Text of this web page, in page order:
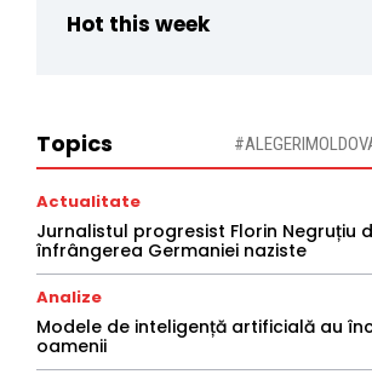
Hot this week
Topics
Actualitate
Jurnalistul progresist Florin Negruțiu
înfrângerea Germaniei naziste
Analize
Modele de inteligență artificială au
oamenii